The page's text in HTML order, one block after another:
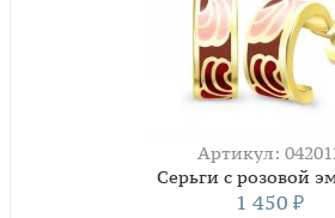
Артикул:
Серьги с розовой
1 450 ₽